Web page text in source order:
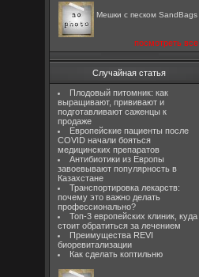
Мешки с песком SandBags
посмотреть все
Случайная статья
Плодовый питомник: как
выращивают, прививают и
подготавливают саженцы к
продаже
Европейские пациенты после
COVID начали бояться
медицинских препаратов
Антибиотики из Европы
завоевывают популярность в
Казахстане
Транспортировка лекарств:
почему это важно делать
профессионально?
Топ-3 европейских клиник, куда
стоит обратиться за лечением
Преимущества REVI
биоревитализации
Как сделать коптильню